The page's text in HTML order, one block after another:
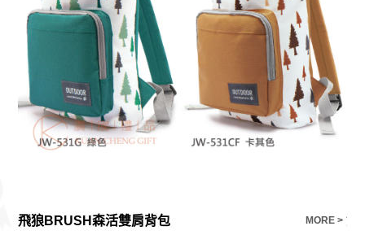
飛狼BRUSH森活雙肩背包 MORE > 鈦